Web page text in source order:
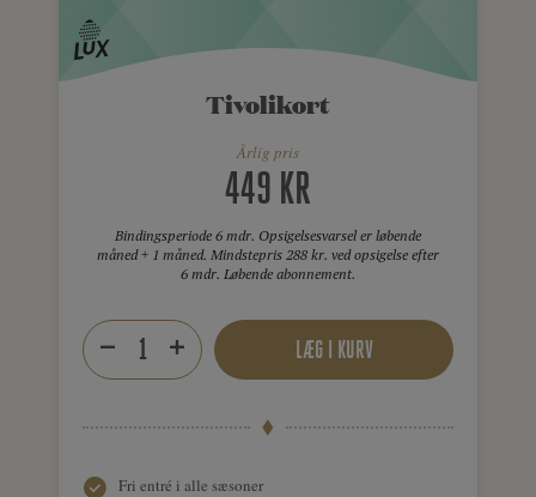
Tivolikort
Årlig pris
449 KR
Bindingsperiode 6 mdr. Opsigelsesvarsel er løbende
måned + 1 måned. Mindstepris 288 kr. ved opsigelse efter
6 mdr. Løbende abonnement.
LÆG I KURV
Fri entré i alle sæsoner